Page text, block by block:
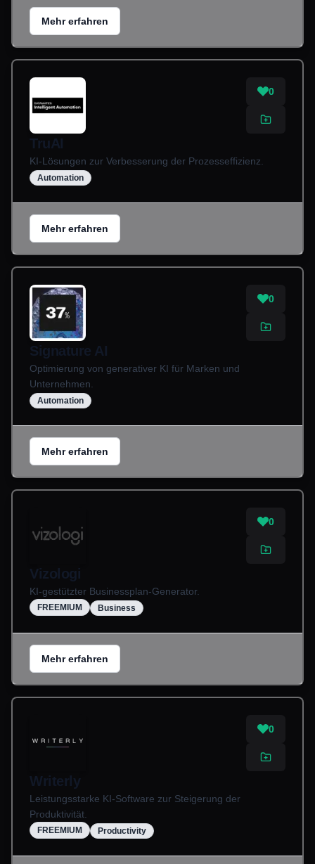
Mehr erfahren
0
TruAI
KI-Lösungen zur Verbesserung der Prozesseffizienz.
Automation
Mehr erfahren
0
Signature AI
Optimierung von generativer KI für Marken und
Unternehmen.
Automation
Mehr erfahren
0
Vizologi
KI-gestützter Businessplan-Generator.
FREEMIUM Business
Mehr erfahren
0
Writerly
Leistungsstarke KI-Software zur Steigerung der
Produktivität.
FREEMIUM Productivity